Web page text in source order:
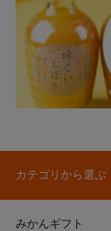
カテゴリから選ぶ
みかんギフト